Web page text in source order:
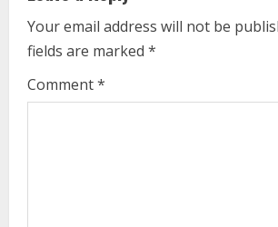
u
e
R
Your email address will not be
fields are marked *
Comment*